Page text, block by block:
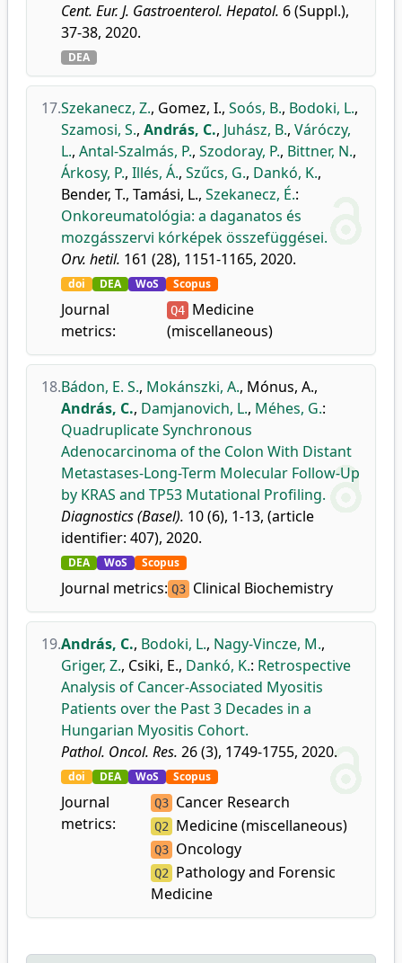
Cent. Eur. J. Gastroenterol. Hepatol. 6 (Suppl.),
37-38, 2020.
DEA
17.Szekanecz, Z., Gomez, I., Soós, B., Bodoki, L.,
Szamosi, S., András, C., Juhász, B., Váróczy,
L., Antal-Szalmás, P., Szodoray, P., Bittner, N.,
Árkosy, P., Illés, Á., Szűcs, G., Dankó, K.,
Bender, T., Tamási, L., Szekanecz, É.:
Onkoreumatológia: a daganatos és
mozgásszervi kórképek összefüggései.
Orv. hetil. 161 (28), 1151-1165, 2020.
doi DEA WoS Scopus
Journal
metrics:
Q4 Medicine
(miscellaneous)
18.Bádon, E. S., Mokánszki, A., Mónus, A.,
András, C., Damjanovich, L., Méhes, G.:
Quadruplicate Synchronous
Adenocarcinoma of the Colon With Distant
Metastases-Long-Term Molecular Follow-Up
by KRAS and TP53 Mutational Profiling.
Diagnostics (Basel). 10 (6), 1-13, (article
identifier: 407), 2020.
DEA WoS Scopus
Journal metrics: Q3 Clinical Biochemistry
19.András, C., Bodoki, L., Nagy-Vincze, M.,
Griger, Z., Csiki, E., Dankó, K.: Retrospective
Analysis of Cancer-Associated Myositis
Patients over the Past 3 Decades in a
Hungarian Myositis Cohort.
Pathol. Oncol. Res. 26 (3), 1749-1755, 2020.
doi DEA WoS Scopus
Journal
metrics:
Q3 Cancer Research
Q2 Medicine (miscellaneous)
Q3 Oncology
Q2 Pathology and Forensic
Medicine